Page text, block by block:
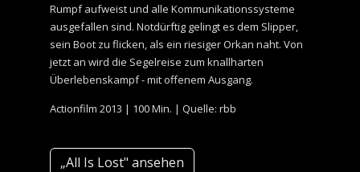
Rumpf aufweist und alle Kommunikationssysteme
ausgefallen sind. Notdürftig gelingt es dem Slipper,
sein Boot zu flicken, als ein riesiger Orkan naht. Von
jetzt an wird die Segelreise zum knallharten
Überlebenskampf - mit offenem Ausgang.
Actionfilm 2013 | 100 Min. | Quelle: rbb
„All Is Lost" ansehen